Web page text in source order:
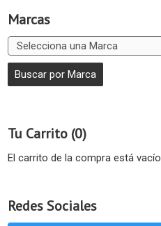
Marcas
Tu Carrito (0)
El carrito de la compra está vacío
Redes Sociales